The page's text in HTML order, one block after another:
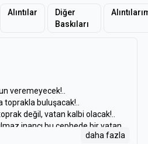
Alıntılar
Diğer
Baskıları
veremeyecek!..
buluşacak!..
değil, vatan kalbi olacak!..
inancı bu cephede bir vatan
daha fazla